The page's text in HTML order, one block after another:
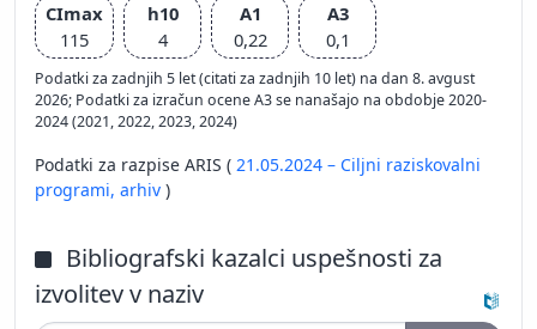
CImax
115
h10
4
A1
0,22
A3
0,1
Podatki za zadnjih 5 let (citati za zadnjih 10 let) na dan 8. avgust
2026; Podatki za izračun ocene A3 se nanašajo na obdobje 2020-
2024 (2021, 2022, 2023, 2024)
Podatki za razpise ARIS ( 21.05.2024 – Ciljni raziskovalni
programi, arhiv )
Bibliografski kazalci uspešnosti za
izvolitev v naziv